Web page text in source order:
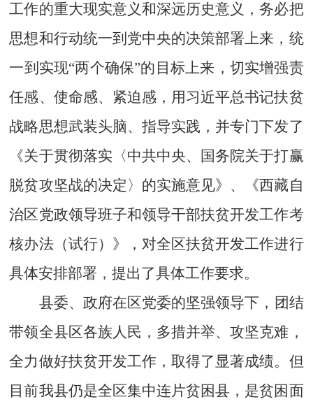
工作的重大现实意义和深远历史意义，务必把
思想和行动统一到党中央的决策部署上来，统
一到实现“两个确保”的目标上来，切实增强责
任感、使命感、紧迫感，用习近平总书记扶贫
战略思想武装头脑、指导实践，并专门下发了
《关于贯彻落实〈中共中央、国务院关于打赢
脱贫攻坚战的决定〉的实施意见》、《西藏自
治区党政领导班子和领导干部扶贫开发工作考
核办法（试行）》，对全区扶贫开发工作进行
具体安排部署，提出了具体工作要求。
县委、政府在区党委的坚强领导下，团结
带领全县区各族人民，多措并举、攻坚克难，
全力做好扶贫开发工作，取得了显著成绩。但
目前我县仍是全区集中连片贫困县，是贫困面